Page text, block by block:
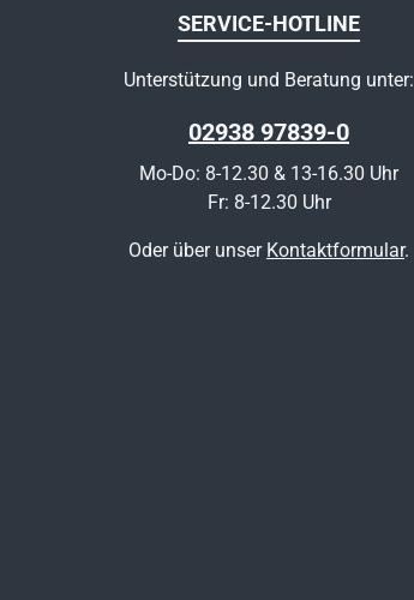
SERVICE-HOTLINE
Unterstützung und Beratung unter:
02938 97839-0
Mo-Do: 8-12.30 & 13-16.30 Uhr
Fr: 8-12.30 Uhr
Oder über unser Kontaktformular.